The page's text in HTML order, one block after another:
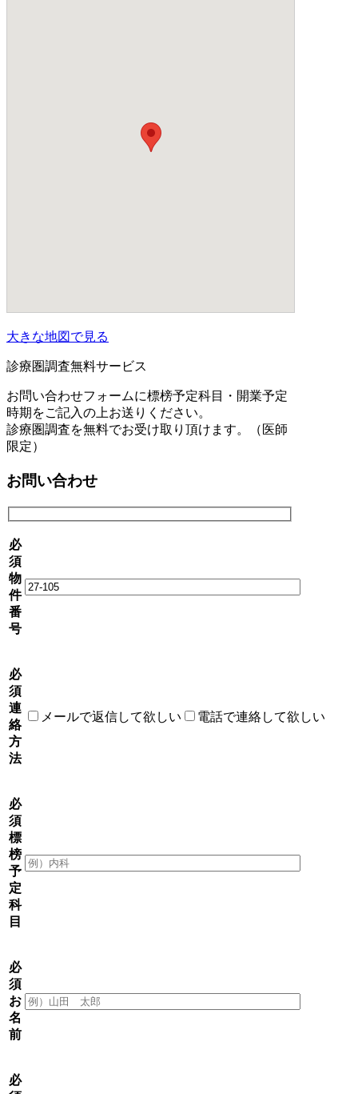
大きな地図で見る
診療圏調査無料サービス
お問い合わせフォームに標榜予定科目・開業予定
時期をご記入の上お送りください。
診療圏調査を無料でお受け取り頂けます。（医師
限定）
お問い合わせ
必
須
物
件
番
号
必
須
連
絡
方
法
メールで返信して欲しい 電話で連絡して欲しい
必
須
標
榜
予
定
科
目
必
須
お
名
前
必